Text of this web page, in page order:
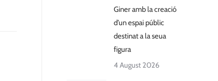
Giner amb la creació
d’un espai públic
destinat a la seua
figura
4 August 2026